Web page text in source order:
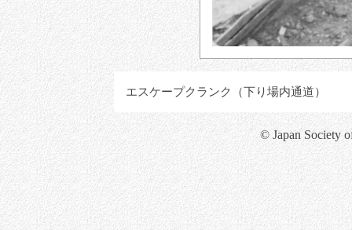
エスケープクランク（下り場内通道）
© Japan Society